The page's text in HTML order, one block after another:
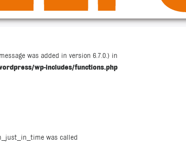
This is usually an indicator for some code in the plugin
was added in version 6.7.0.) in
wp-includes/functions.php
was called